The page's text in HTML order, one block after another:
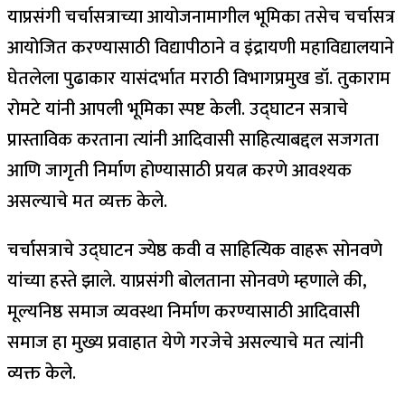
याप्रसंगी चर्चासत्राच्या आयोजनामागील भूमिका तसेच चर्चासत्र
आयोजित करण्यासाठी विद्यापीठाने व इंद्रायणी महाविद्यालयाने
घेतलेला पुढाकार यासंदर्भात मराठी विभागप्रमुख डॉ. तुकाराम
रोमटे यांनी आपली भूमिका स्पष्ट केली. उद्घाटन सत्राचे
प्रास्ताविक करताना त्यांनी आदिवासी साहित्याबद्दल सजगता
आणि जागृती निर्माण होण्यासाठी प्रयत्न करणे आवश्यक
असल्याचे मत व्यक्त केले.
चर्चासत्राचे उद्घाटन ज्येष्ठ कवी व साहित्यिक वाहरू सोनवणे
यांच्या हस्ते झाले. याप्रसंगी बोलताना सोनवणे म्हणाले की,
मूल्यनिष्ठ समाज व्यवस्था निर्माण करण्यासाठी आदिवासी
समाज हा मुख्य प्रवाहात येणे गरजेचे असल्याचे मत त्यांनी
व्यक्त केले.